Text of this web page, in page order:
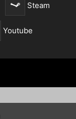
Steam
Youtube